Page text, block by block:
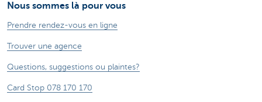
Nous sommes là pour vous
Prendre rendez-vous en ligne
Trouver une agence
Questions, suggestions ou plaintes?
Card Stop 078 170 170